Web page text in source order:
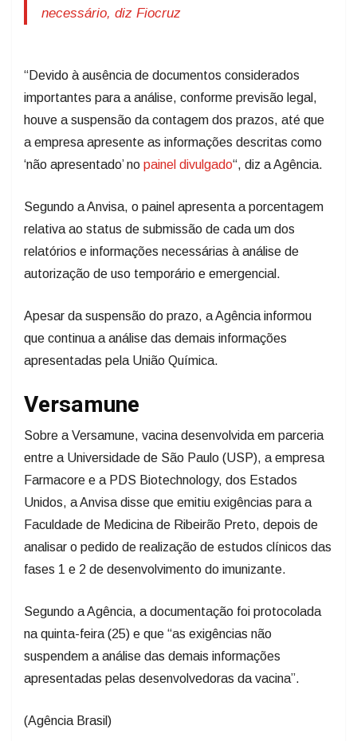
necessário, diz Fiocruz
“Devido à ausência de documentos considerados
importantes para a análise, conforme previsão legal,
houve a suspensão da contagem dos prazos, até que
a empresa apresente as informações descritas como
‘não apresentado’ no painel divulgado“, diz a Agência.
Segundo a Anvisa, o painel apresenta a porcentagem
relativa ao status de submissão de cada um dos
relatórios e informações necessárias à análise de
autorização de uso temporário e emergencial.
Apesar da suspensão do prazo, a Agência informou
que continua a análise das demais informações
apresentadas pela União Química.
Versamune
Sobre a Versamune, vacina desenvolvida em parceria
entre a Universidade de São Paulo (USP), a empresa
Farmacore e a PDS Biotechnology, dos Estados
Unidos, a Anvisa disse que emitiu exigências para a
Faculdade de Medicina de Ribeirão Preto, depois de
analisar o pedido de realização de estudos clínicos das
fases 1 e 2 de desenvolvimento do imunizante.
Segundo a Agência, a documentação foi protocolada
na quinta-feira (25) e que “as exigências não
suspendem a análise das demais informações
apresentadas pelas desenvolvedoras da vacina”.
(Agência Brasil)